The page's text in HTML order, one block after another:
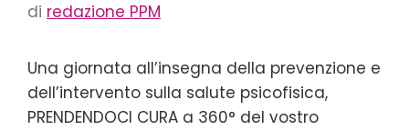
di redazione PPM
Una giornata all’insegna della prevenzione e
dell’intervento sulla salute psicofisica,
PRENDENDOCI CURA a 360° del vostro